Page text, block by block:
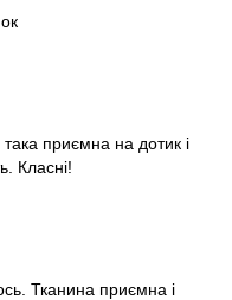
приємна на дотик і
Класні!
Тканина приємна і